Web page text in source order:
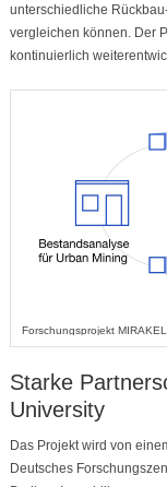
unterschiedliche
vergleichen können. Der
kontinuierlich
Forschungsprojekt
Starke
University
Das Projekt wird von
Deutsches